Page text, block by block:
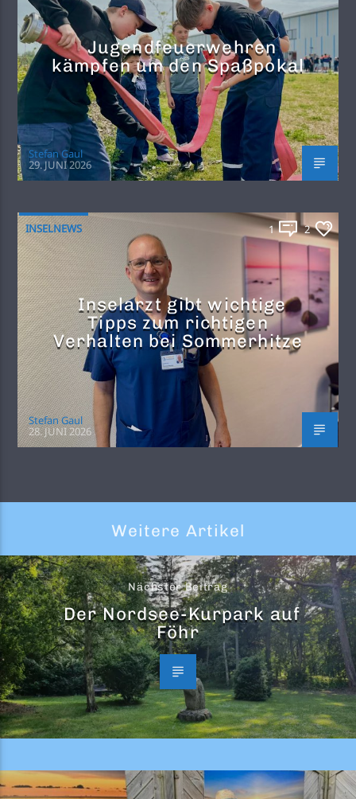
Jugendfeuerwehren
kämpfen um den Spaßpokal
Stefan Gaul
29. JUNI 2026
INSELNEWS 1 2
Inselarzt gibt wichtige
Tipps zum richtigen
Verhalten bei Sommerhitze
Stefan Gaul
28. JUNI 2026
Weitere Artikel
Nächster Beitrag
Der Nordsee-Kurpark auf
Föhr